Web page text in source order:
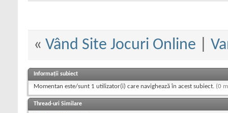
« Vând Site Jocuri Online
Informații subiect
Momentan este/sunt 1 utilizator(i) care navighează în acest subiect. (0
Thread-uri Similare